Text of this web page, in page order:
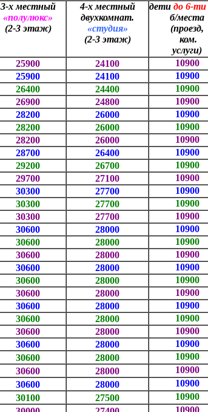
3-х местный
«полулюкс»
(2-3 этаж)
4-х местный
двухкомнат.
«студия»
(2-3 этаж)
дети до 6-ти
б/места
(проезд,
ком.
услуги)
25900 24100
10900
25900 24100
10900
26400 24400
10900
26900 24800
10900
28200 26000
10900
28200 26000
10900
28200 26000
10900
28700 26400
10900
29200 26700
10900
29700 27100
10900
30300 27700
10900
30300 27700
10900
30300 27700
10900
30600 28000
10900
30600 28000
10900
30600 28000
10900
30600 28000
10900
30600 28000
10900
30600 28000
10900
30600 28000
10900
30600 28000
10900
30600 28000
10900
30600 28000
10900
30600 28000
10900
30600 28000
10900
30600 28000
10900
30100 27500
10900
10900